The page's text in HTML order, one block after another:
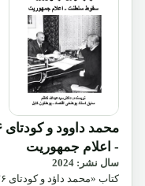
- اعلام جمهوریت
سال نشر: 2024